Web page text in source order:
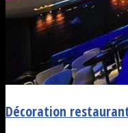
Décoration